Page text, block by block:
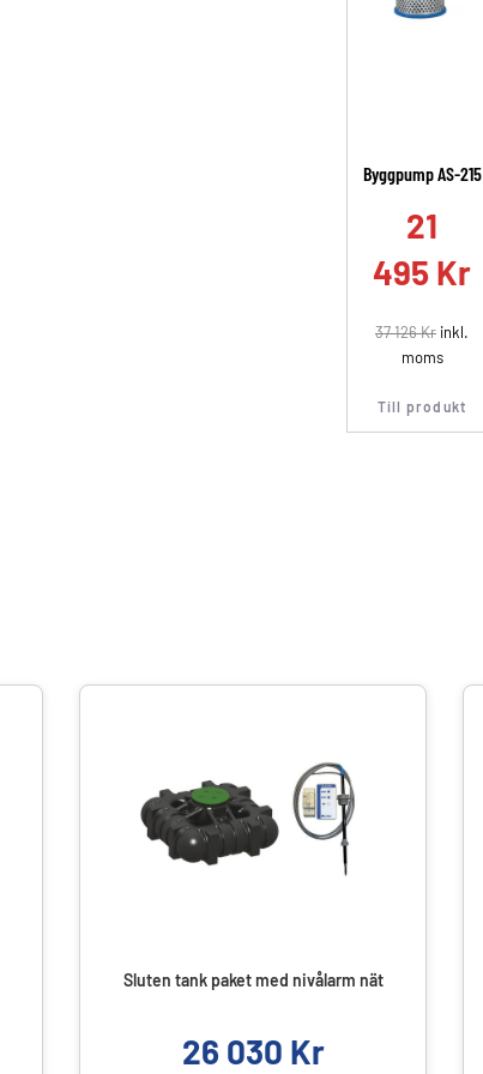
Byggpump AS-215
21
495 Kr
37 126Kr inkl.
moms
Till produkt
Sluten tank paket med nivålarm nät
26 030 Kr